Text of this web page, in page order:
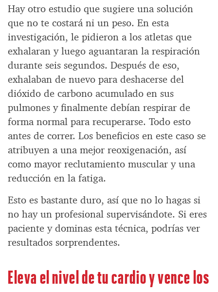
Hay otro estudio que sugiere una solución
que no te costará ni un peso. En esta
investigación, le pidieron a los atletas que
exhalaran y luego aguantaran la respiración
durante seis segundos. Después de eso,
exhalaban de nuevo para deshacerse del
dióxido de carbono acumulado en sus
pulmones y finalmente debían respirar de
forma normal para recuperarse. Todo esto
antes de correr. Los beneficios en este caso se
atribuyen a una mejor reoxigenación, así
como mayor reclutamiento muscular y una
reducción en la fatiga.
Esto es bastante duro, así que no lo hagas si
no hay un profesional supervisándote. Si eres
paciente y dominas esta técnica, podrías ver
resultados sorprendentes.
Eleva el nivel de tu cardio y vence los